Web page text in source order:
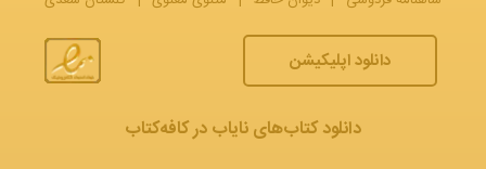
دانلود اپلیکیشن
دانلود کتاب‌های نایاب در کافه‌کتاب